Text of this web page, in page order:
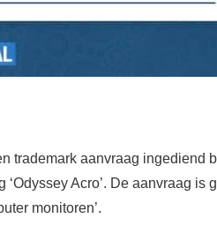
trademark aanvraag ingediend
Acro’. De aanvraag is
monitoren’.